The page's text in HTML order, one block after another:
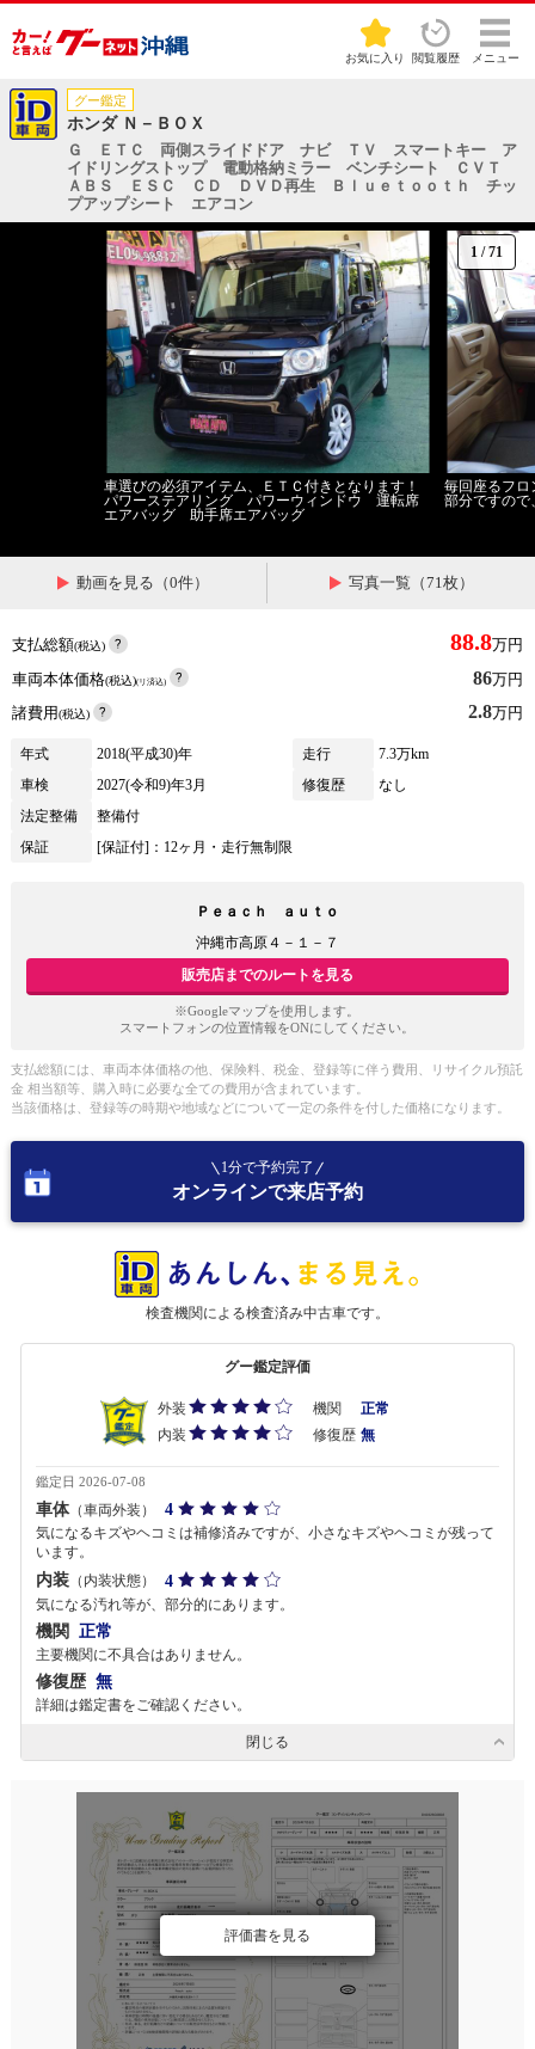
お気に入り 閲覧履歴 メニュー
グー鑑定
ホンダ Ｎ－ＢＯＸ
Ｇ ＥＴＣ 両側スライドドア ナビ ＴＶ スマートキー ア
イドリングストップ 電動格納ミラー ベンチシート ＣＶＴ
ＡＢＳ ＥＳＣ ＣＤ ＤＶＤ再生 Ｂｌｕｅｔｏｏｔｈ チッ
プアップシート エアコン
1 /71
車選びの必須アイテム、ＥＴＣ付きとなります！
パワーステアリング パワーウィンドウ 運転席
エアバッグ 助手席エアバッグ
毎回座るフロ
部分ですので
動画を見る（0件） 写真一覧（71枚）
支払総額(税込) 88.8万円
車両本体価格(税込)(リ済込) 86万円
諸費用(税込) 2.8万円
年式 2018(平成30)年 走行
7.3万km
車検
2027(令和9)年3月 修復歴
なし
法定整備
整備付
保証
[保証付]：12ヶ月・走行無制限
Ｐｅａｃｈ ａｕｔｏ
沖縄市高原４－１－７
販売店までのルートを見る
※Googleマップを使用します。
スマートフォンの位置情報をONにしてください。
支払総額には、車両本体価格の他、保険料、税金、登録等に伴う費用、リサイクル預託
金 相当額等、購入時に必要な全ての費用が含まれています。
当該価格は、登録等の時期や地域などについて一定の条件を付した価格になります。
1分で予約完了
オンラインで来店予約
検査機関による検査済み中古車です。
グー鑑定評価
外装 機関
正常
内装
修復歴 無
鑑定日 2026-07-08
車体（車両外装） 4
気になるキズやヘコミは補修済みですが、小さなキズやヘコミが残って
います。
内装 （内装状態） 4
気になる汚れ等が、部分的にあります。
機関 正常
主要機関に不具合はありません。
修復歴 無
詳細は鑑定書をご確認ください。
閉じる
評価書を見る